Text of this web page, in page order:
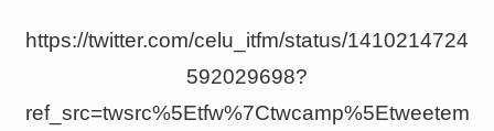
https://twitter.com/celu_itfm/status/1410214724
592029698?
ref_src=twsrc%5Etfw%7Ctwcamp%5Etweetem